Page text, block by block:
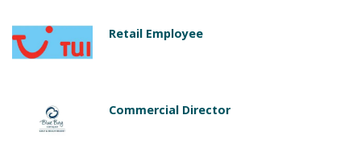
Retail Employee
Commercial Director